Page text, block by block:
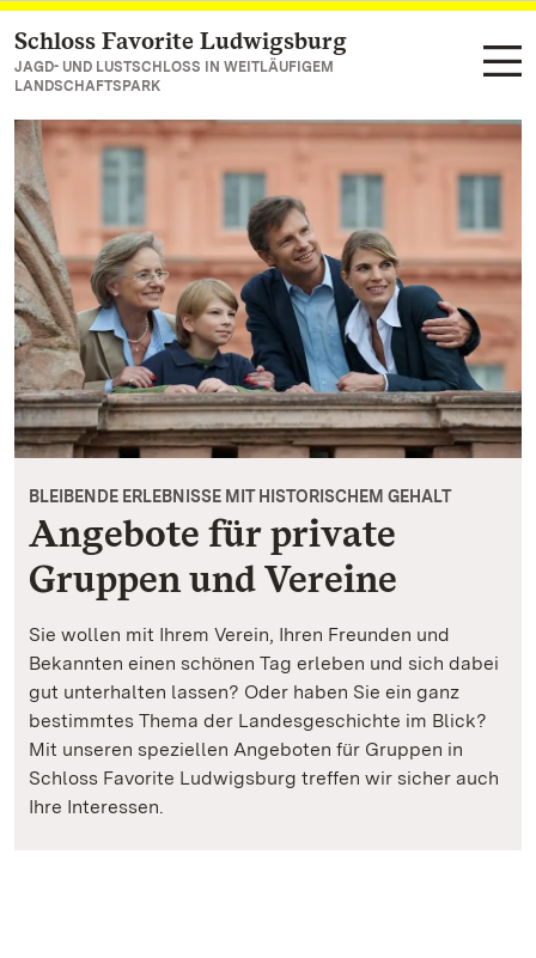
Zum Hauptinhalt springen
Schloss Favorite Ludwigsburg
JAGD- UND LUSTSCHLOSS IN WEITLÄUFIGEM
LANDSCHAFTSPARK
BLEIBENDE ERLEBNISSE MIT HISTORISCHEM GEHALT
Angebote für private
Gruppen und Vereine
Sie wollen mit Ihrem Verein, Ihren Freunden und
Bekannten einen schönen Tag erleben und sich dabei
gut unterhalten lassen? Oder haben Sie ein ganz
bestimmtes Thema der Landesgeschichte im Blick?
Mit unseren speziellen Angeboten für Gruppen in
Schloss Favorite Ludwigsburg treffen wir sicher auch
Ihre Interessen.